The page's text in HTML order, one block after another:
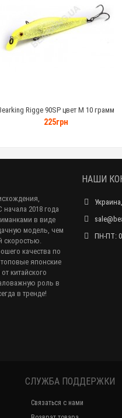
Rigge 90SP цвет M 10 грамм
225грн
2018 года
в виде
модель, чем
скоростью.
качества по
японские
китайского
роль в
в тренде!
НАШИ
ПН-ПТ:
СЛУЖБА ПОДДЕРЖКИ
Связаться с нами